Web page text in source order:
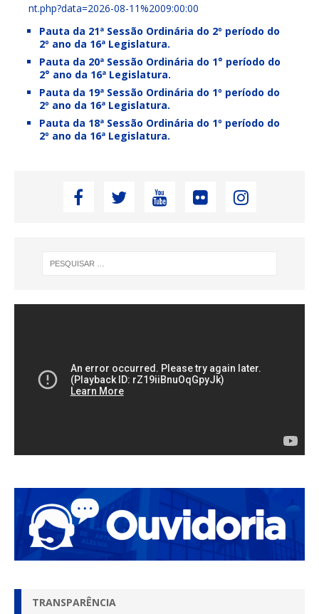
nt.php?data=2026-08-11%2009:00:00
Pauta da 21ª Sessão Ordinária do 2º período do
2º ano da 16ª Legislatura.
Pauta da 20ª Sessão Ordinária do 1° período do
2° ano da 16ª Legislatura.
Pauta da 19ª Sessão Ordinária do 1º período do
2º ano da 16ª Legislatura.
Pauta da 18ª Sessão Ordinária do 1º período do
2º ano da 16ª Legislatura.
TRANSPARÊNCIA